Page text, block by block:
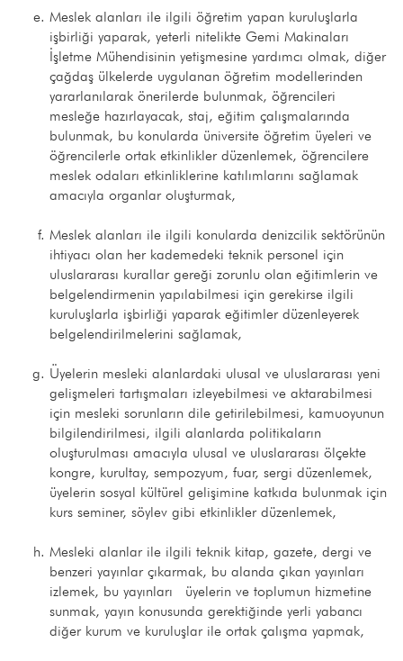
Meslek alanları ile ilgili öğretim yapan kuruluşlarla
işbirliği yaparak, yeterli nitelikte Gemi Makinaları
İşletme Mühendisinin yetişmesine yardımcı olmak, diğer
çağdaş ülkelerde uygulanan öğretim modellerinden
yararlanılarak önerilerde bulunmak, öğrencileri
mesleğe hazırlayacak, staj, eğitim çalışmalarında
bulunmak, bu konularda üniversite öğretim üyeleri ve
öğrencilerle ortak etkinlikler düzenlemek, öğrencilere
meslek odaları etkinliklerine katılımlarını sağlamak
amacıyla organlar oluşturmak,
Meslek alanları ile ilgili konularda denizcilik sektörünün
ihtiyacı olan her kademedeki teknik personel için
uluslararası kurallar gereği zorunlu olan eğitimlerin ve
belgelendirmenin yapılabilmesi için gerekirse ilgili
kuruluşlarla işbirliği yaparak eğitimler düzenleyerek
belgelendirilmelerini sağlamak,
Üyelerin mesleki alanlardaki ulusal ve uluslararası yeni
gelişmeleri tartışmaları izleyebilmesi ve aktarabilmesi
için mesleki sorunların dile getirilebilmesi, kamuoyunun
bilgilendirilmesi, ilgili alanlarda politikaların
oluşturulması amacıyla ulusal ve uluslararası ölçekte
kongre, kurultay, sempozyum, fuar, sergi düzenlemek,
üyelerin sosyal kültürel gelişimine katkıda bulunmak için
kurs seminer, söylev gibi etkinlikler düzenlemek,
Mesleki alanlar ile ilgili teknik kitap, gazete, dergi ve
benzeri yayınlar çıkarmak, bu alanda çıkan yayınları
izlemek, bu yayınları üyelerin ve toplumun hizmetine
sunmak, yayın konusunda gerektiğinde yerli yabancı
diğer kurum ve kuruluşlar ile ortak çalışma yapmak,